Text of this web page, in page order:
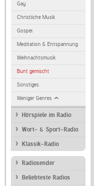
Gay
Christliche Musik
Gospel
Meditation & Entspannung
Weihnachtsmusik
Bunt gemischt
Sonstiges
Weniger Genres
Hörspiele im Radio
Wort- & Sport-Radio
Klassik-Radio
Radiosender
Beliebteste Radios